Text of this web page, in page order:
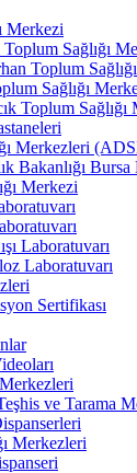
Merkezi
Sağlığı
Toplum
Sağlığı
Toplum Sağlığı
Merkezleri
Bakanlığı Bursa
Merkezi
Laboratuvarı
Laboratuvarı
Sertifikası
ve Tarama
Merkezleri